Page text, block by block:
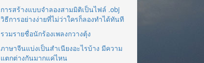
การสร้างแบบจำลองสามมิติเป็นไฟล์ .obj
วิธีการอย่างง่ายที่ไม่ว่าใครก็ลองทำได้ทันที
รวมรายชื่อนักร้องเพลงกวางตุ้ง
ภาษาจีนแบ่งเป็นสำเนียงอะไรบ้าง มีความ
แตกต่างกันมากแค่ไหน